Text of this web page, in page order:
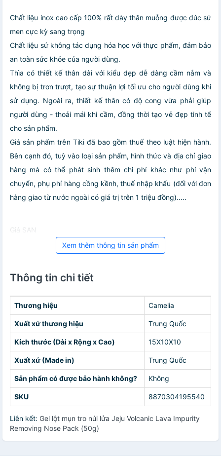
Chất liệu inox cao cấp 100% rất dày thân muỗng được đúc sứ
men cực kỳ sang trọng
Chất liệu sứ không tác dụng hóa học với thực phẩm, đảm bảo
an toàn sức khỏe của người dùng.
Thìa có thiết kế thân dài với kiểu dẹp dễ dàng cầm nắm và
không bị trơn trượt, tạo sự thuận lợi tối ưu cho người dùng khi
sử dụng. Ngoài ra, thiết kế thân có độ cong vừa phải giúp
người dùng - thoải mái khi cầm, đồng thời tạo vẻ đẹp tinh tế
cho sản phẩm.
Giá sản phẩm trên Tiki đã bao gồm thuế theo luật hiện hành.
Bên cạnh đó, tuỳ vào loại sản phẩm, hình thức và địa chỉ giao
hàng mà có thể phát sinh thêm chi phí khác như phí vận
chuyển, phụ phí hàng cồng kềnh, thuế nhập khẩu (đối với đơn
hàng giao từ nước ngoài có giá trị trên 1 triệu đồng).....
Giá SAN
Xem thêm thông tin sản phẩm
Thông tin chi tiết
Thương hiệu Camelia
Xuất xứ thương hiệu Trung Quốc
Kích thước (Dài x Rộng x Cao) 15X10X10
Xuất xứ (Made in) Trung Quốc
Sản phẩm có được bảo hành không? Không
SKU 8870304195540
Liên kết: Gel lột mụn tro núi lửa Jeju Volcanic Lava Impurity
Removing Nose Pack (50g)